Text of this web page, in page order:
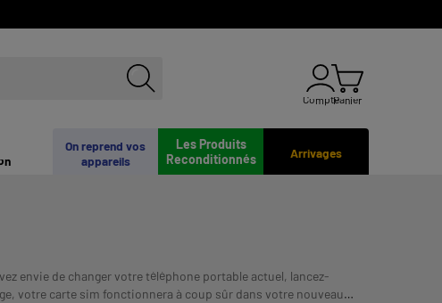
ComptePanier
Arrivages
Les Produits
Reconditionnés
On reprend vos
appareils
envie de changer votre téléphone portable actuel, lancez-
votre carte sim fonctionnera à coup sûr dans votre nouveau